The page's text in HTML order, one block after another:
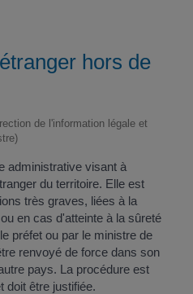
hors de
de l'information légale et
administrative visant à
du territoire. Elle est
très graves, liées à la
en cas d'atteinte à la sûreté
préfet ou par le ministre de
renvoyé de force dans son
pays. La procédure est
doit être justifiée.